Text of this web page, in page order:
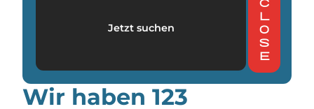
Jetzt suchen
l
o
s
e
Wir haben 123